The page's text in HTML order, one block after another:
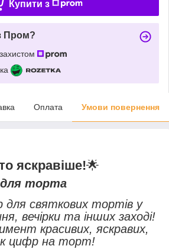
Купити з
Пром?
Оплата Умови повернення
яскравіше!🌟
для торта
для святкових тортів у
вечірки та інших заході!
красивих, яскравих,
цифр на торт!